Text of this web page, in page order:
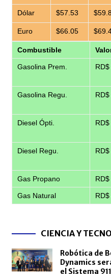
Dólar $57.53
Euro $66.05
Combustible
Gasolina Prem.
Gasolina Regu.
Diesel Ópti.
Diesel Regu.
Gas Propano
Gas Natural
CIENCIA Y
Robótica de
Dynamics
el Sistema